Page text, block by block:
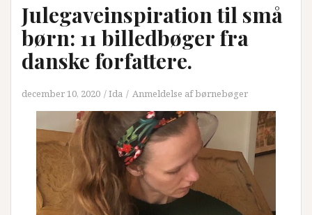
Vidunderøen
og
Den
store
Julegaveinspiration til små
børn: 11 billedbøger fra
danske forfattere.
december 10, 2020 Ida Anmeldelse af børnebøger